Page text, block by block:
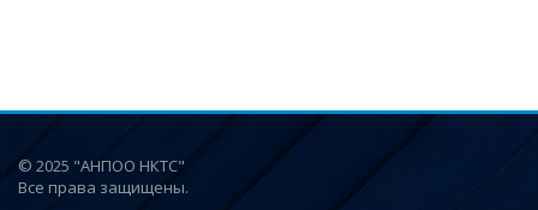
© 2025 "АНПОО НКТС"
Все права защищены.